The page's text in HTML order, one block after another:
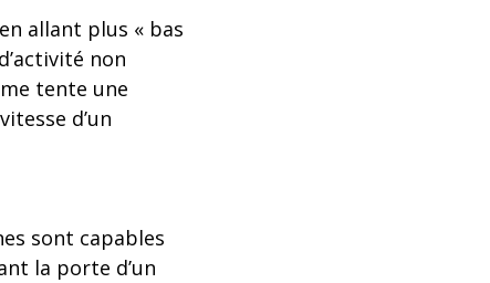
allant plus « bas
non
tente une
d’un
sont capables
la porte d’un